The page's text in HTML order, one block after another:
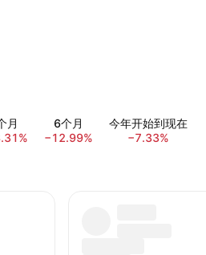
月
6个月
−12.99%
今年开始到现在
−7.33%